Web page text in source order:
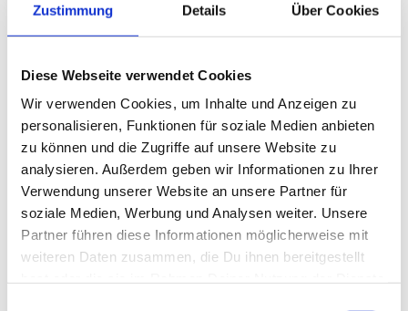
Zustimmung Details Über Cookies
Diese Webseite verwendet Cookies
Wir verwenden Cookies, um Inhalte und Anzeigen zu
personalisieren, Funktionen für soziale Medien anbieten
zu können und die Zugriffe auf unsere Website zu
analysieren. Außerdem geben wir Informationen zu Ihrer
Verwendung unserer Website an unsere Partner für
soziale Medien, Werbung und Analysen weiter. Unsere
Partner führen diese Informationen möglicherweise mit
weiteren Daten zusammen, die Du ihnen bereitgestellt
Meerforelle